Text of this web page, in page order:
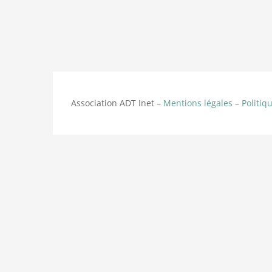
Association ADT Inet – Mentions légales –